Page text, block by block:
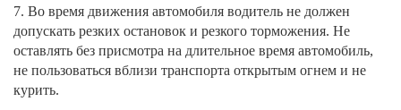
7. Во время движения автомобиля водитель не должен
допускать резких остановок и резкого торможения. Не
оставлять без присмотра на длительное время автомобиль,
не пользоваться вблизи транспорта открытым огнем и не
курить.